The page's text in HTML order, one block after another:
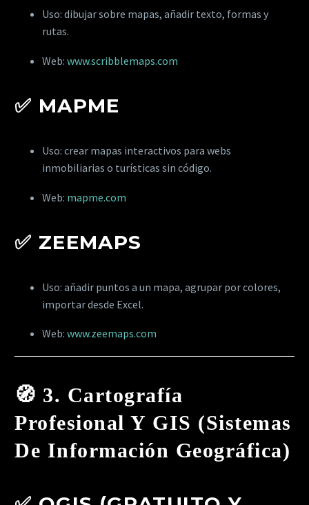
Uso: dibujar sobre mapas, añadir texto, formas y
rutas.
Web: www.scribblemaps.com
✅ MAPME
Uso: crear mapas interactivos para webs
inmobiliarias o turísticas sin código.
Web: mapme.com
✅ ZEEMAPS
Uso: añadir puntos a un mapa, agrupar por colores,
importar desde Excel.
Web: www.zeemaps.com
🧭 3. Cartografía
Profesional Y GIS (Sistemas
De Información Geográfica)